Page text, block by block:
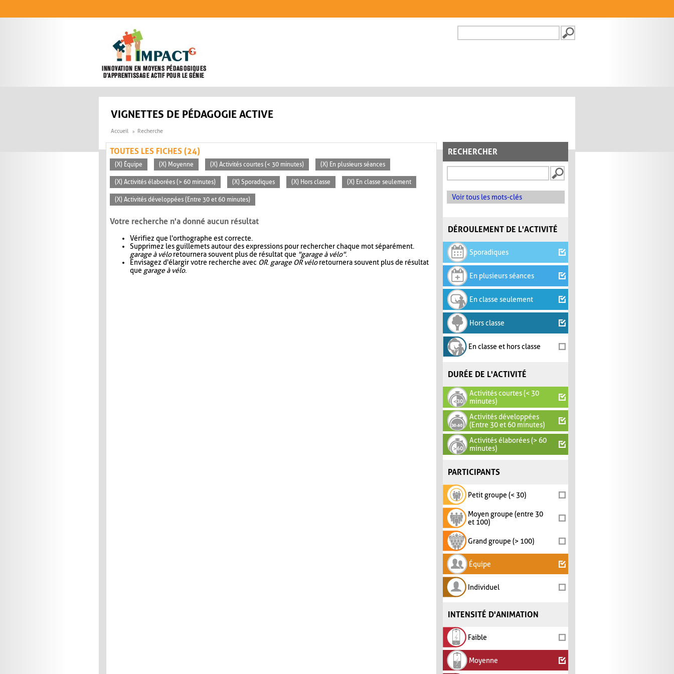
FORMULAIRE DE
VIGNETTES DE PÉDAGOGIE ACTIVE
Accueil Recherche
RECHERCHER
Voir tous les mots-clés
DÉROULEMENT DE L'ACTIVITÉ
Sporadiques
En plusieurs séances
En classe seulement
Hors classe
En classe et hors classe
DURÉE DE L'ACTIVITÉ
Activités courtes (< 30
minutes)
Activités développées
(Entre 30 et 60 minutes)
Activités élaborées (> 60
minutes)
PARTICIPANTS
Petit groupe (< 30)
Moyen groupe (entre 30
et 100)
Grand groupe (> 100)
Équipe
Individuel
INTENSITÉ D'ANIMATION
Faible
Moyenne
TOUTES LES FICHES (24)
(X) Équipe (X) Moyenne (X) Activités courtes (< 30 minutes) (X) En plusieurs séances
(X) Activités élaborées (> 60 minutes) (X) Sporadiques (X) Hors classe (X) En classe seulement
(X) Activités développées (Entre 30 et 60 minutes)
Votre recherche n'a donné aucun résultat
Vérifiez que l'orthographe est correcte.
Supprimez les guillemets autour des expressions pour rechercher chaque mot séparément.
garage à véloretournera souvent plus de résultat que "garage à vélo".
Envisagez d'élargir votre recherche avec OR. garage OR véloretournera souvent plus de résultat
que garage à vélo.